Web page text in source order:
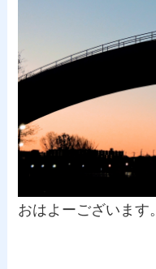
おはよーございます。